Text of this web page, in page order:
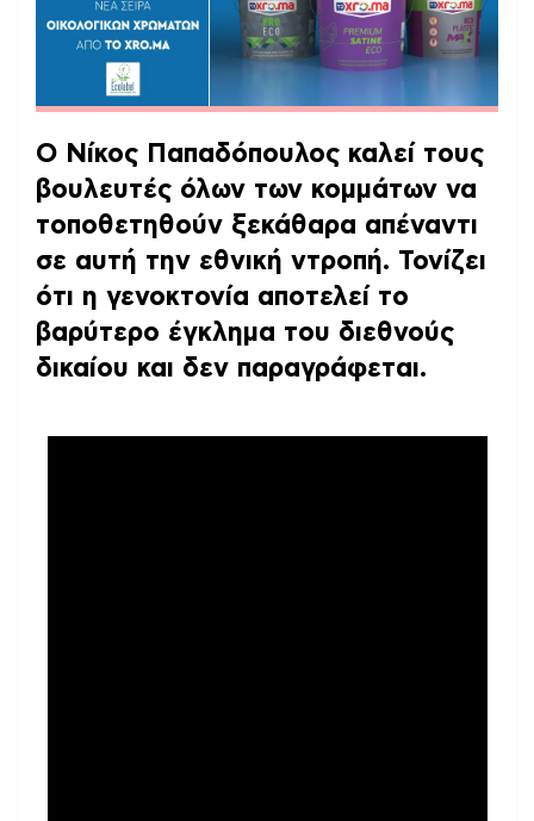
Ο Νίκος Παπαδόπουλος καλεί τους
βουλευτές όλων των κομμάτων να
τοποθετηθούν ξεκάθαρα απέναντι
σε αυτή την εθνική ντροπή. Τονίζει
ότι η γενοκτονία αποτελεί το
βαρύτερο έγκλημα του διεθνούς
δικαίου και δεν παραγράφεται.